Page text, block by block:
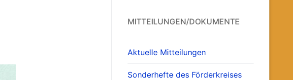
MITTEILUNGEN/DOKUMENTE
Aktuelle Mitteilungen
Sonderhefte des Förderkreises